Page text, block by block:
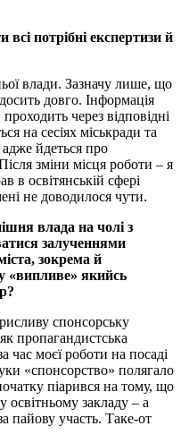
потрібні експертизи й
влади. Зазначу лише, що
довго. Інформація
через відповідні
на сесіях міськради та
адже йдеться про
зміни місця роботи – я
в освітянській сфері
не доводилося чути.
влада на чолі з
залученнями
зокрема й
«випливе» якийсь
спонсорську
пропагандистська
моєї роботи на посаді
«спонсорство» полягало
піарився на тому, що
закладу – а
пайову участь. Таке-от